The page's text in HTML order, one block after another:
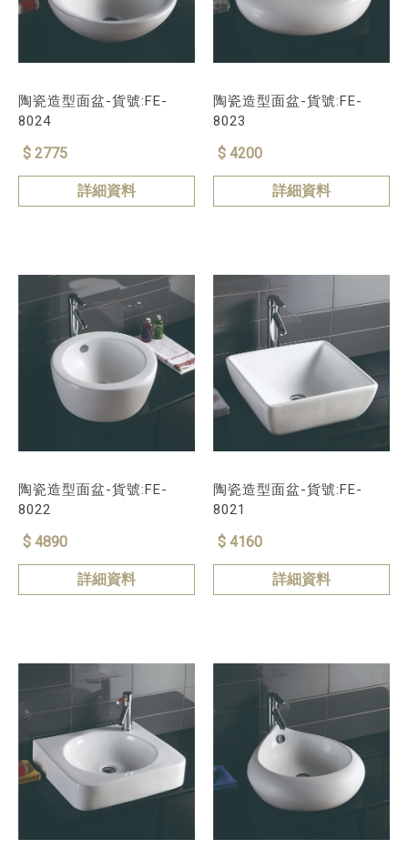
陶瓷造型面盆-貨號:FE-
8024
$ 2775
詳細資料
陶瓷造型面盆-貨號:FE-
8023
$ 4200
詳細資料
陶瓷造型面盆-貨號:FE-
8022
$ 4890
詳細資料
陶瓷造型面盆-貨號:FE-
8021
$ 4160
詳細資料